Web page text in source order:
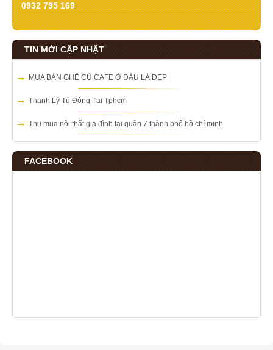
0932 795 169
TIN MỚI CẬP NHẬT
MUA BÀN GHẾ CŨ CAFE Ở ĐÂU LÀ ĐẸP
Thanh Lý Tủ Đông Tại Tphcm
Thu mua nội thất gia đình tại quận 7 thành phố hồ chí minh
FACEBOOK